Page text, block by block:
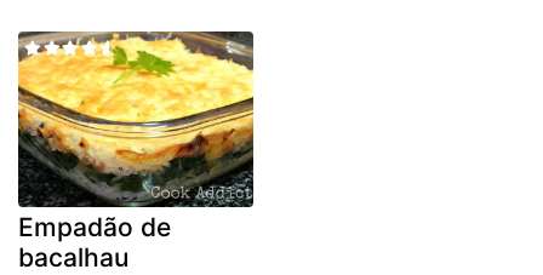
Empadão de
bacalhau